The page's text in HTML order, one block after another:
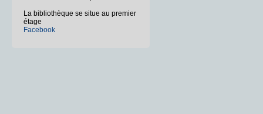
La bibliothèque se situe au premier
étage
Facebook